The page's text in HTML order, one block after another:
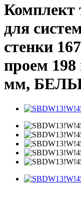
Комплект
для
стенки
проем
мм,